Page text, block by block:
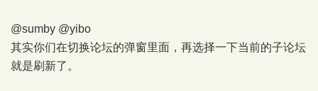
@sumby @yibo
其实你们在切换论坛的弹窗里面，再选择一下当前的子论坛
就是刷新了。